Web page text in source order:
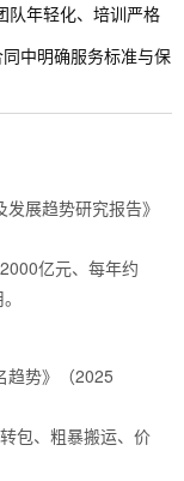
队年轻化、培训严格
中明确服务标准与保
展趋势研究报告》
亿元、每年约
趋势》（2025
包、粗暴搬运、价